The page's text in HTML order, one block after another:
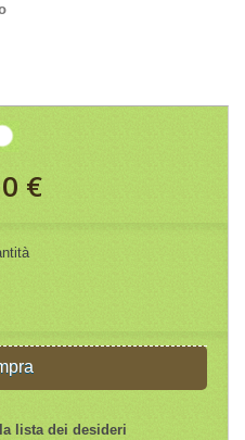
€
lista dei desideri